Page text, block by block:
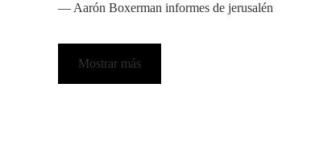
— Aarón Boxerman informes de jerusalén
Mostrar más